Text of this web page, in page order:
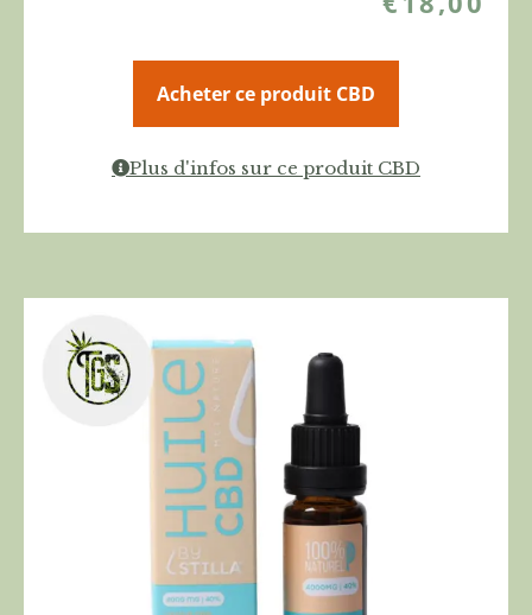
Acheter ce produit CBD
Plus d'infos sur ce produit CBD